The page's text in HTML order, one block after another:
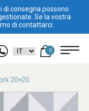
di consegna possono
Se la vostra
di contattarci
0
20×20